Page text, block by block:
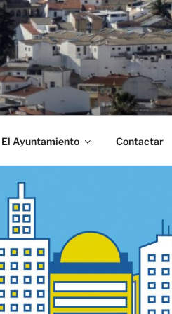
El Ayuntamiento Contactar